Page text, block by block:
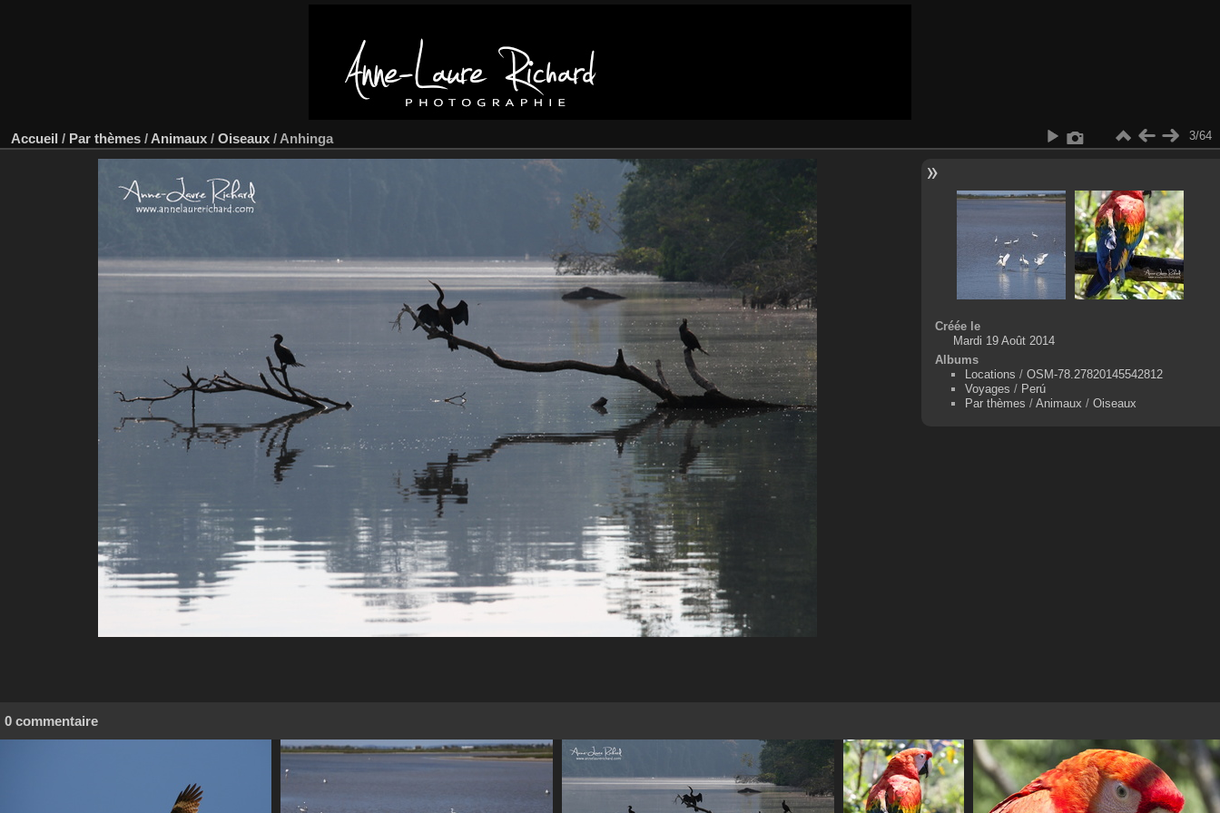
Accueil / Par thèmes / Animaux / Oiseaux / Anhinga 3/64
Créée le
Mardi 19 Août 2014
Albums
Locations / OSM-78.27820145542812
Voyages / Perú
Par thèmes / Animaux / Oiseaux
0 commentaire